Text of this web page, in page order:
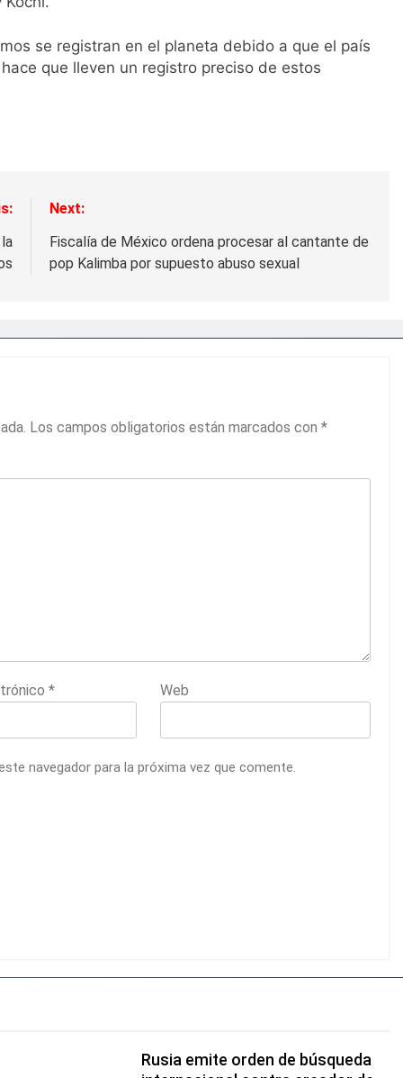
se registran en el planeta debido a que el país
que lleven un registro preciso de estos
Next:
Fiscalía de México ordena procesar al cantante de
pop Kalimba por supuesto abuso sexual
Los campos obligatorios están marcados con *
* Web
navegador para la próxima vez que comente.
Rusia emite orden de búsqueda